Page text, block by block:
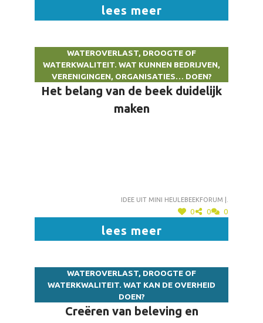
lees meer
WATEROVERLAST, DROOGTE OF
WATERKWALITEIT. WAT KUNNEN BEDRIJVEN,
VERENIGINGEN, ORGANISATIES… DOEN?
Het belang van de beek duidelijk
maken
Idee uit mini heulebeekforum |.
0 0 0
lees meer
WATEROVERLAST, DROOGTE OF
WATERKWALITEIT. WAT KAN DE OVERHEID
DOEN?
Creëren van beleving en